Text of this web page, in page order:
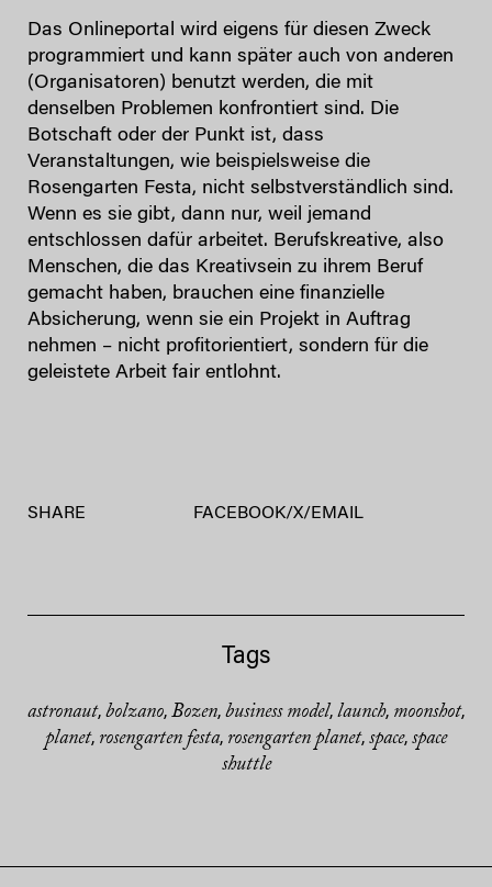
Das Onlineportal wird eigens für diesen Zweck
programmiert und kann später auch von anderen
(Organisatoren) benutzt werden, die mit
denselben Problemen konfrontiert sind. Die
Botschaft oder der Punkt ist, dass
Veranstaltungen, wie beispielsweise die
Rosengarten Festa, nicht selbstverständlich sind.
Wenn es sie gibt, dann nur, weil jemand
entschlossen dafür arbeitet. Berufskreative, also
Menschen, die das Kreativsein zu ihrem Beruf
gemacht haben, brauchen eine finanzielle
Absicherung, wenn sie ein Projekt in Auftrag
nehmen – nicht profitorientiert, sondern für die
geleistete Arbeit fair entlohnt.
SHARE FACEBOOK/X/ EMAIL
Tags
astronaut, bolzano, Bozen, business model, launch, moonshot,
planet, rosengarten festa, rosengarten planet, space, space
shuttle